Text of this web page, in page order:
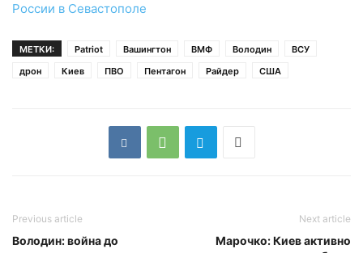
России в Севастополе
МЕТКИ: Patriot Вашингтон ВМФ Володин
ВСУ
дрон
Киев ПВО Пентагон Райдер США
Previous article
Володин: война до
Next article
Марочко: Киев активно